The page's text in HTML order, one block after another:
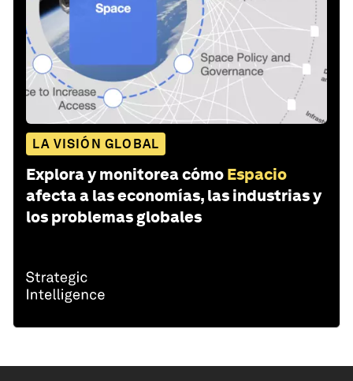
LA VISIÓN GLOBAL
Explora y monitorea cómo Espacio
afecta a las economías, las industrias y
los problemas globales